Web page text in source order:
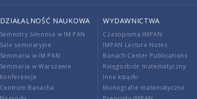
DZIAŁALNOŚĆ NAUKOWA
Semestry Simonsa w IM PAN
Sale seminaryjne
Seminaria w IM PAN
Seminaria w Warszawie
Konferencje
Centrum Banacha
WYDAWNICTWA
Czasopisma IMPAN
IMPAN Lecture Notes
Banach Center Publications
Księgozbiór matematyczny
Inne książki
Monografie matematyczne